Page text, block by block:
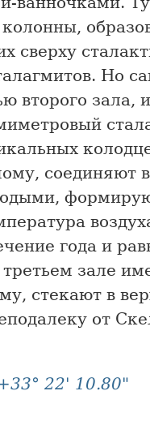
сверху
Но
второго зала,
соединяют
года и
зале
стекают в
от
22' 10.80"